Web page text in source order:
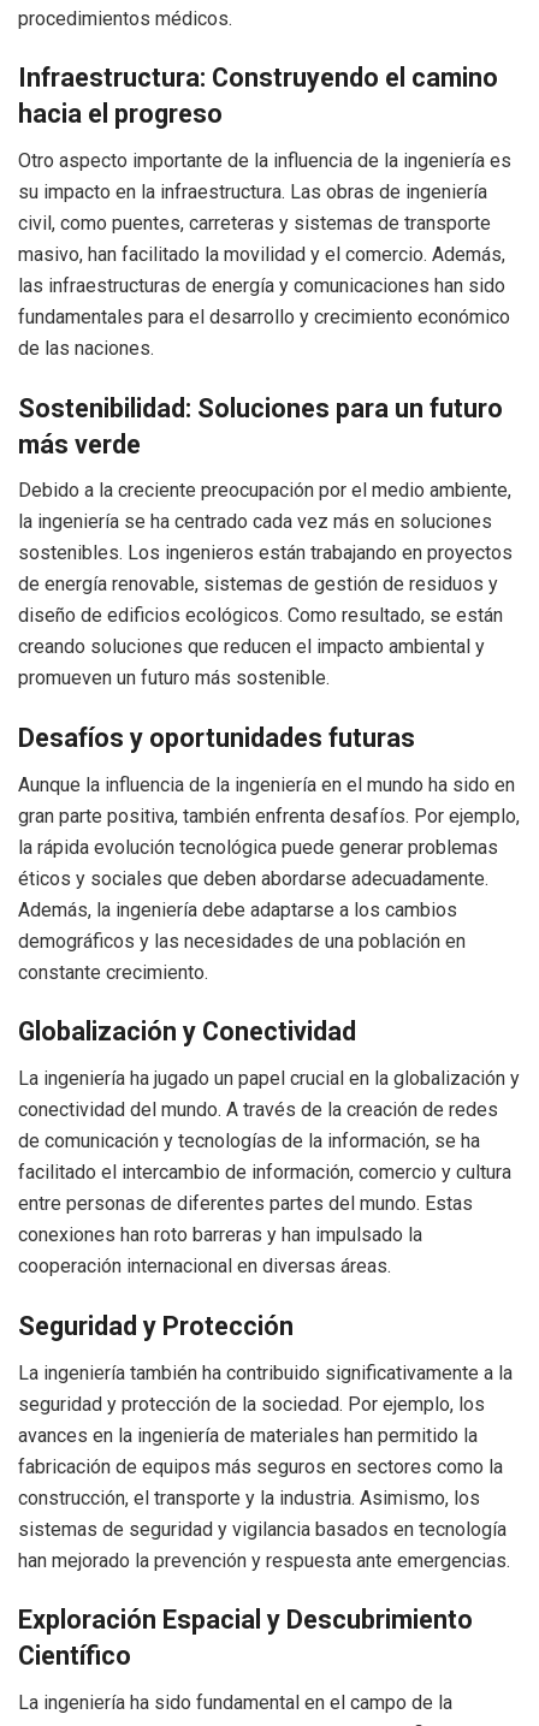
procedimientos médicos.
Infraestructura: Construyendo el camino
hacia el progreso
Otro aspecto importante de la influencia de la ingeniería es
su impacto en la infraestructura. Las obras de ingeniería
civil, como puentes, carreteras y sistemas de transporte
masivo, han facilitado la movilidad y el comercio. Además,
las infraestructuras de energía y comunicaciones han sido
fundamentales para el desarrollo y crecimiento económico
de las naciones.
Sostenibilidad: Soluciones para un futuro
más verde
Debido a la creciente preocupación por el medio ambiente,
la ingeniería se ha centrado cada vez más en soluciones
sostenibles. Los ingenieros están trabajando en proyectos
de energía renovable, sistemas de gestión de residuos y
diseño de edificios ecológicos. Como resultado, se están
creando soluciones que reducen el impacto ambiental y
promueven un futuro más sostenible.
Desafíos y oportunidades futuras
Aunque la influencia de la ingeniería en el mundo ha sido en
gran parte positiva, también enfrenta desafíos. Por ejemplo,
la rápida evolución tecnológica puede generar problemas
éticos y sociales que deben abordarse adecuadamente.
Además, la ingeniería debe adaptarse a los cambios
demográficos y las necesidades de una población en
constante crecimiento.
Globalización y Conectividad
La ingeniería ha jugado un papel crucial en la globalización y
conectividad del mundo. A través de la creación de redes
de comunicación y tecnologías de la información, se ha
facilitado el intercambio de información, comercio y cultura
entre personas de diferentes partes del mundo. Estas
conexiones han roto barreras y han impulsado la
cooperación internacional en diversas áreas.
Seguridad y Protección
La ingeniería también ha contribuido significativamente a la
seguridad y protección de la sociedad. Por ejemplo, los
avances en la ingeniería de materiales han permitido la
fabricación de equipos más seguros en sectores como la
construcción, el transporte y la industria. Asimismo, los
sistemas de seguridad y vigilancia basados en tecnología
han mejorado la prevención y respuesta ante emergencias.
Exploración Espacial y Descubrimiento
Científico
La ingeniería ha sido fundamental en el campo de la